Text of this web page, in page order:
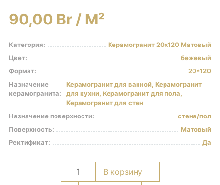
90,00 Br/ M²
Категория:
Керамогранит 20х120 Матовый
Цвет:
бежевый
Формат:
20*120
Назначение
керамогранита:
Керамогранит для ванной, Керамогранит
для кухни, Керамогранит для пола,
Керамогранит для стен
Назначение поверхности:
стена/пол
Поверхность:
Матовый
Ректификат:
Да
Количество
товара
В корзину
Керамогранит коричневый
Черный керамогранит
Керамогранит для ванной
Керамогранит для фасада
Керамогранит для пола
Керамогранит для кухни
Керамогранит для стен
Керамическая плитка
Плитка керамическая глянцевая